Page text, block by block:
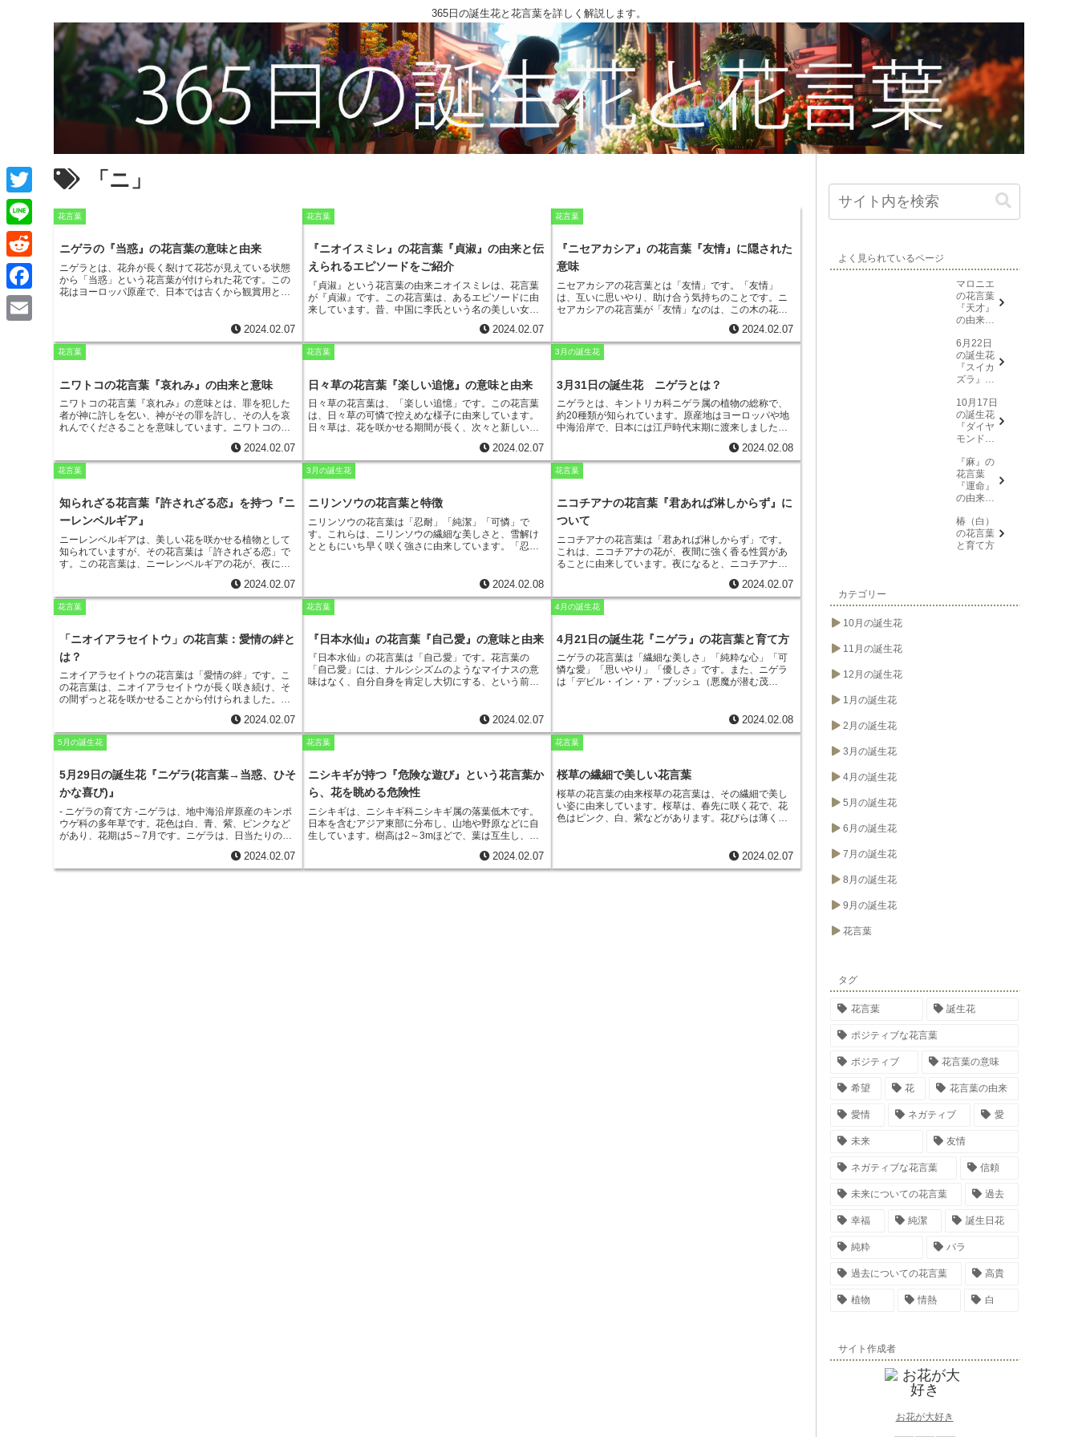
365日の誕生花と花言葉を詳しく解説します。
「ニ」
花言葉
ニゲラの『当惑』の花言葉の意味と由来
ニゲラとは、花弁が長く裂けて花芯が見えている状態
から「当惑」という花言葉が付けられた花です。
この
花はヨーロッパ原産で、日本では古くから観賞用とし
の種が黒っぽい色をしていることに由来しています。
日本では、ニゲラはクロタネ草とも呼ばれています。
ニゲラの花は、5～6月に咲き、青、白、ピンク、紫な
どさまざまな色があります。
ゲラの花は、花弁が長く裂けていて、花芯が見えてい
るのが特徴的です。ニゲラの実は、種が詰まった蒴果
で、黒っぽい色をしています。ニゲラの種は、スパイ
スとして利用されることもあり、特にインド料理では
よく使われています。 ニゲラは、花壇や鉢植えなどで
花言葉は「当惑」ですが、花
そのものは可憐で美しいことから、ガーデニング愛好
家にも人気があります。
2024.02.07
花言葉
『ニオイスミレ』の花言葉『貞淑』の由来と伝
えられるエピソードをご紹介
『貞淑』という花言葉の由来ニオイスミレは、花言葉
が『貞淑』です。この花言葉は、あるエピソードに由
来しています。昔、中国に李氏という名の美しい女性
けました。その菫の花は、とても美しくて、李氏は家
に持ち帰って大切に育てました。ある日、李氏は家の
近くを歩いていたとき、強盗に襲われました。強盗
た。李氏は、全裸のまま森の中をさまよっていまし
た。すると、菫の花が咲いているのを見つけました。
李氏は、菫の花の群れの中に身を隠し、強盗から逃れ
ました。強盗は、李氏を捕まえることができず、森の
中から逃げ出しました。李氏は、菫の花に感謝し、
2024.02.07
花言葉
『ニセアカシア』の花言葉『友情』に隠された
意味
ニセアカシアの花言葉とは 「友情」です。「友情」
は、互いに思いやり、助け合う気持ちのことです。
ニ
セアカシアの花言葉が「友情」なのは、この木の花
助け合っているように見えることに由来しています。
また、ニセアカシアは、乾燥や痩せた土地でも育つ丈
夫な植物です。
とを象徴しています。
2024.02.07
花言葉
ニワトコの花言葉『哀れみ』の由来と意味
ニワトコの花言葉『哀れみ』の意味とは、罪を犯した
者が神に許しを乞い、神がその罪を許し、その人を哀
れんでくださることを意味しています。ニワトコの木
れてきました。また、教会の庭木などにもよく植えら
れており、罪を犯した人が神に許しを乞い、神がその
罪を許し、その人を哀れんでくださるように祈るため
意味は、このように罪を犯した者が神に許しを乞い、
神がその罪を許し、その人を哀れんでくださることを
意味しています。
2024.02.07
花言葉
日々草の花言葉『楽しい追憶』の意味と由来
日々草の花言葉は、「楽しい追憶」です。この花言葉
は、日々草の可憐で控えめな様子に由来しています。
日々草は、花を咲かせる期間が長く、次々と新しい花
見がある人生を表していると考えられています。ま
た、日々草は、朝に咲き、夕方にはしぼんでしまう一
日花です。その儚い命は、過ぎ去った日々を思い出さ
日々草は、大切な人との思い出を贈りたいときや、故
人を偲ぶときに贈られることがあります。
2024.02.07
3月の誕生花
3月31日の誕生花 ニゲラとは？
ニゲラとは、キントリカ科ニゲラ属の植物の総称で、
約20種類が知られています。原産地はヨーロッパや地
中海沿岸で、日本には江戸時代末期に渡来しました。
ニゲラの風貌は、他の花とは一風変わってい
ます。花弁は5枚ですが、花弁が細長く糸状になってお
り、花の中央に大きな蕊（しべ）があります。蕊は多
が黒っぽく見えます。ニゲラの実は「黒い種子」で、
その独特な風貌から魔女の足、星草と人々に呼ばれ、
ヨーロッパでは「呪いを解く」として親しまれていま
す。ニゲラは、花壇や鉢植えで楽しむことができる花
です。花を長く楽しむためには、水やりを切らさない
ように注意しましょう。また、ニゲラは日当たりの良
い場所を好みます。ニゲラは、花言葉が「
不思議
」で
す。これは、ニゲラの独特な風貌に由来しています。
また、ニゲラは「夢」の花言葉も持っています。これ
は、ニゲラの種子が星のように見えることからきてい
2024.02.08
花言葉
知られざる花言葉『許されざる恋』を持つ『ニ
ーレンベルギア』
ニーレンベルギアは、美しい花を咲かせる植物として
知られていますが、その花言葉は「許されざる恋」で
す。この花言葉は、ニーレンベルギアの花が、夜にな
う性質に由来しています。この花びらが閉じている様
子が、恋人が互いに想いを寄せ合っているのに、その
恋が許されず、二人の心が離れていく様子に似ている
ます。この花言葉は、切なくも美しい、ニーレンベル
ギアの花の持つ魅力を象徴したものなのです。
2024.02.07
3月の誕生花
ニリンソウの花言葉と特徴
ニリンソウの花言葉は「忍耐」「純潔」「可憐」で
す。これらは、ニリンソウの繊細な美しさと、雪解け
とともにいち早く咲く強さに由来しています。「忍
いち早く咲く花として知られていますが、その開花期
寒さに耐え忍んで咲くニリンソウの姿は、多くの人々
に感動を与えています。「純潔」は、ニリンソウの白
純白でとても清らかです。この花の色は、ニリンソウ
の純粋さを象徴しています。「可憐」は、ニリンソウ
の小さくて可憐な花の姿に由来しています。ニリンソ
ウの花は、とても小さく、可憐な姿をしています。こ
の花の姿は、多くの人々を魅了しています。
2024.02.08
花言葉
ニコチアナの花言葉『君あれば淋しからず』に
ついて
ニコチアナの花言葉は「君あれば淋しからず」です。
これは、ニコチアナの花が、夜間に強く香る性質があ
ることに由来しています。夜になると、ニコチアナの
す。虫たちが集まることで、ニコチアナの花は、孤独
感や淋しさを紛らわせることができるのです。そのた
め、ニコチアナの花を贈ることで、「君がいれば、私
きます。また、ニコチアナの花言葉には、「思い出」
という意味もあります。
これは、ニコチアナの花が、
夜になると強く香る性質があることに由来していま
す。夜になると、ニコチアナの花の香りに誘われて、
多くの虫たちが集まってきます。そして、虫たちが集
そのため、ニコチアナの花を贈ることで、
「あなたとの思い出を忘れない」というメッセージを
伝えることができます。
2024.02.07
花言葉
「ニオイアラセイトウ」の花言葉：愛情の絆と
は？
ニオイアラセイトウの花言葉は「愛情の絆」 です。こ
の花言葉は、ニオイアラセイトウが長く咲き続け、そ
の間ずっと花を咲かせることから付けられました。ニ
で、その花姿はとても愛らしいものです。また、ニオ
イアラセイトウは、強い香りを放つことから、その香
りを愛する人も少なくありません。
ーケやプレゼントとしてよく使われます。また、
ニオ
イアラセイトウの花言葉「愛情の絆」は、夫婦や恋人
の間の愛を深める効果があるといわれています。ニオ
イアラセイトウは、 花言葉「愛情の絆」にぴったりの
花です。あなたも、大切な人への愛を伝えるために、
ニオイアラセイトウを贈ってみてはいかがでしょう
か。
2024.02.07
花言葉
『日本水仙』の花言葉『自己愛』の意味と由来
『日本水仙』の花言葉は 「自己愛」です。花言葉の
「自己愛」には、ナルシシズムのようなマイナスの意
味はなく、自分自身を肯定し大切にする、という前向
す。ナルキッソスは、水仙の花に変えられた後も、自
分を愛し続けました。このことから、『日本水仙』の
花言葉は
2024.02.07
4月の誕生花
4月21日の誕生花『ニゲラ』の花言葉と育て方
ニゲラの花言葉は「繊細な美しさ」「純粋な心」「可
憐な愛」「思いやり」「優しさ」です。また、 ニゲラ
は「デビル・イン・ア・ブッシュ（悪魔が潜む茂
と言われており、そのうち20〜30種類が発達して
います。ギリア・ニゲラ（Nigella damascena）は、
最も一般的に栽培されている種
ジアとヨーロッパ原産で、高さ15〜30センチメートル
まで成長する一年草です。
2024.02.08
5月の誕生花
5月29日の誕生花『ニゲラ(花言葉→当惑、ひそ
かな喜び)』
- ニゲラの育て方 -ニゲラは、地中海沿岸原産のキンポ
ウゲ科の多年草です。花色は白、青、紫、ピンクなど
があり、花期は5～7月です。ニゲラは、日当たりの良
秋に緩効性化成肥料を株元に施します。ニゲラは、種
から簡単に育てることができます。種をまく時期は、3
2024.02.07
花言葉
ニシキギが持つ『危険な遊び』という花言葉か
ら、花を眺める危険性
ニシキギは、ニシキギ科ニシキギ属の落葉低木です。
日本を含むアジア東部に分布し、山地や野原などに自
生しています。樹高は2～3mほどで、葉は互生し、縁
す。果実は10月頃に熟し、赤く色づきます。ニシキギ
は、古くから観賞用として親しまれている花木です。
2024.02.07
花言葉
桜草の繊細で美しい花言葉
桜草の花言葉の由来桜草の花言葉は、その繊細で美し
い姿に由来しています。桜草は、春先に咲く花で、花
色はピンク、白、紫などがあります。花びらは薄く、
などです。これらの花言葉は、桜草の繊細で美しい姿
から連想されたものです。桜草は、若い女性の美しさ
2024.02.07
よく見られているページ
マロニエ
の花言葉
『天才』
の由来と
6月22日
の誕生花
『スイカ
ズラ』花
来
10月17日
の誕生花
『ダイヤ
モンドリ
葉→また
会う日を
楽しみ
に、忍
り娘)』に
ついて
『麻』の
花言葉
『運命』
の由来と
椿（白）
の花言葉
と育て方
カテゴリー
10月の誕生花
11月の誕生花
12月の誕生花
1月の誕生花
2月の誕生花
3月の誕生花
4月の誕生花
5月の誕生花
6月の誕生花
7月の誕生花
8月の誕生花
9月の誕生花
花言葉
タグ
花言葉 誕生花
ポジティブな花言葉
ポジティブ 花言葉の意味
希望 花 花言葉の由来
愛情 ネガティブ 愛
未来 友情
ネガティブな花言葉 信頼
未来についての花言葉 過去
幸福 純潔 誕生日花
純粋 バラ
過去についての花言葉 高貴
植物 情熱 白
サイト作成者
お花が大好き
T
w
i
t
L
i
n
e
R
e
d
F